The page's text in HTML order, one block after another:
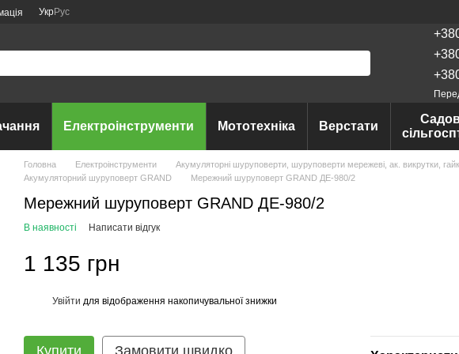
УкрРус
Електроінструменти Мототехніка Верстати
Головна Електроінструменти Акумуляторні шуруповерти, шуруповерти мережеві, ак. викрутки,
Акумуляторний шуруповерт GRAND
Мережний шуруповерт GRAND ДЕ-980/2
Мережний шуруповерт GRAND ДЕ-980/2
В наявності Написати відгук
1 135 грн
Увійти для відображення накопичувальної знижки
Купити Замовити швидко